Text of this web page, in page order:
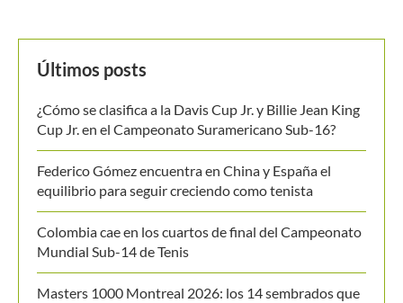
Últimos posts
¿Cómo se clasifica a la Davis Cup Jr. y Billie Jean King
Cup Jr. en el Campeonato Suramericano Sub-16?
Federico Gómez encuentra en China y España el
equilibrio para seguir creciendo como tenista
Colombia cae en los cuartos de final del Campeonato
Mundial Sub-14 de Tenis
Masters 1000 Montreal 2026: los 14 sembrados que